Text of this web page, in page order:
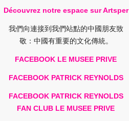
Découvrez notre espace sur Artsper
我們向連接到我們站點的中國朋友致
敬：中國有重要的文化傳統。
FACEBOOK LE MUSEE PRIVE
FACEBOOK PATRICK REYNOLDS
FACEBOOK PATRICK REYNOLDS
FAN CLUB LE MUSEE PRIVE